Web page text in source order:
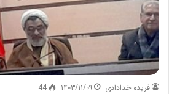
فریده خدادادی ۱۴۰۳/۱۱/۰۹ 44